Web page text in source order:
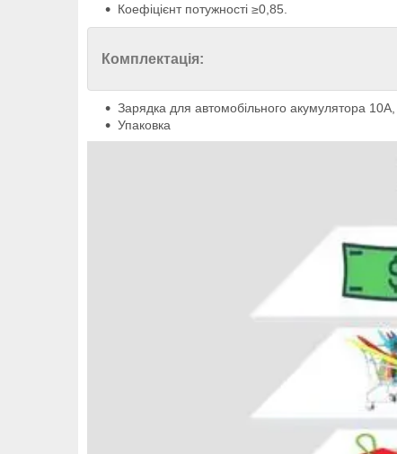
Коефіцієнт потужності ≥0,85.
Комплектація:
Зарядка для автомобільного акумулятора
Упаковка